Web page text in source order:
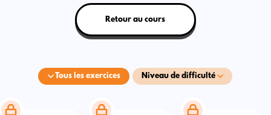
Tous les exercices Niveau de difficulté
Retour au cours